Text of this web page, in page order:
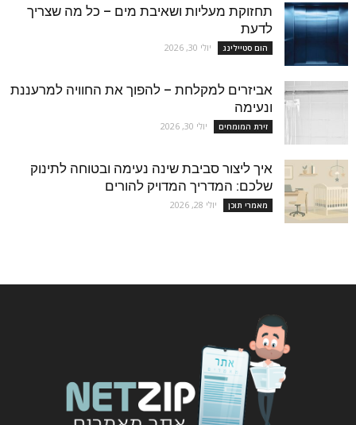
תחזוקת מעליות ושאיבת מים – כל מה שצריך
לדעת
הום סטיילינג יולי 30, 2026
אביזרים למקלחת – להפוך את החוויה למרעננת
ונעימה
זירת המומחים יולי 30, 2026
איך ליצור סביבת שינה נעימה ובטוחה לתינוק
שלכם: המדריך המדויק להורים
מאמרי תוכן יולי 28, 2026